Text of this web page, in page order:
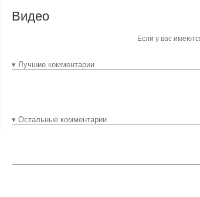
Видео
Если у вас
▾ Лучшие комментарии
▾ Остальные комментарии